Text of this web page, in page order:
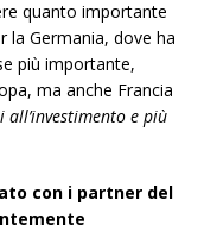
quanto importante
la Germania, dove ha
più importante,
ma anche Francia
e più
con i partner del